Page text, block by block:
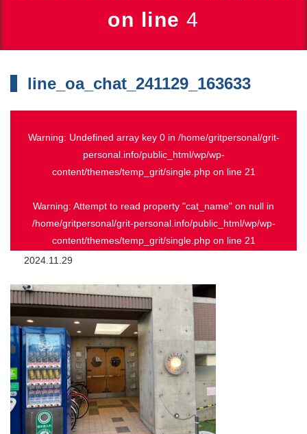
on line4
line_oa_chat_241129_163633
Warning: Undefined array key 0 in /home/gritpersonal/grit-
personal.info/public_html/wp/wp-
content/themes/temp_grit/single.phpon line 21
Warning: Attempt to read property "cat_name" on null in
/home/gritpersonal/grit-personal.info/public_html/wp/wp-
content/themes/temp_grit/single.phpon line 21
2024.11.29